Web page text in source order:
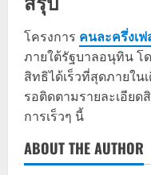
โครงการ คนละครึ่งเ
ภายใต้รัฐบาลอนุทิน โ
สิทธิได้เร็วที่สุดภายใน
รอติดตามรายละเอีย
การเร็วๆ นี้
ABOUT THE AUTHOR